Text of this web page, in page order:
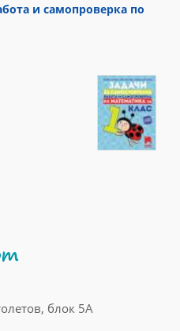
и самопроверка по
блок 5А